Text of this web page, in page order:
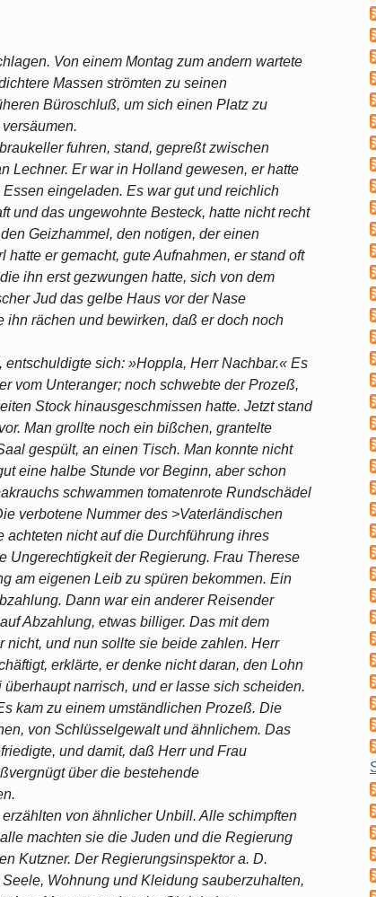
Von einem Montag zum andern wartete
Massen strömten zu seinen
Büroschluß, um sich einen Platz zu
fuhren, stand, gepreßt zwischen
Lechner. Er war in Holland gewesen, er hatte
eingeladen. Es war gut und reichlich
und das ungewohnte Besteck, hatte nicht recht
Geizhammel, den notigen, der einen
er gemacht, gute Aufnahmen, er stand oft
ihn erst gezwungen hatte, sich von dem
Jud das gelbe Haus vor der Nase
ihn rächen und bewirken, daß er doch noch
sich: »Hoppla, Herr Nachbar.« Es
vom Unteranger; noch schwebte der Prozeß,
Stock hinausgeschmissen hatte. Jetzt stand
Man grollte noch ein bißchen, grantelte
gespült, an einen Tisch. Man konnte nicht
eine halbe Stunde vor Beginn, aber schon
schwammen tomatenrote Rundschädel
verbotene Nummer des >Vaterländischen
nicht auf die Durchführung ihres
Ungerechtigkeit der Regierung. Frau Therese
am eigenen Leib zu spüren bekommen. Ein
Dann war ein anderer Reisender
Abzahlung, etwas billiger. Das mit dem
nicht, und nun sollte sie beide zahlen. Herr
erklärte, er denke nicht daran, den Lohn
narrisch, und er lasse sich scheiden.
kam zu einem umständlichen Prozeß. Die
von Schlüsselgewalt und ähnlichem. Das
und damit, daß Herr und Frau
über die bestehende
von ähnlicher Unbill. Alle schimpften
machten sie die Juden und die Regierung
Kutzner. Der Regierungsinspektor a. D.
Wohnung und Kleidung sauberzuhalten,